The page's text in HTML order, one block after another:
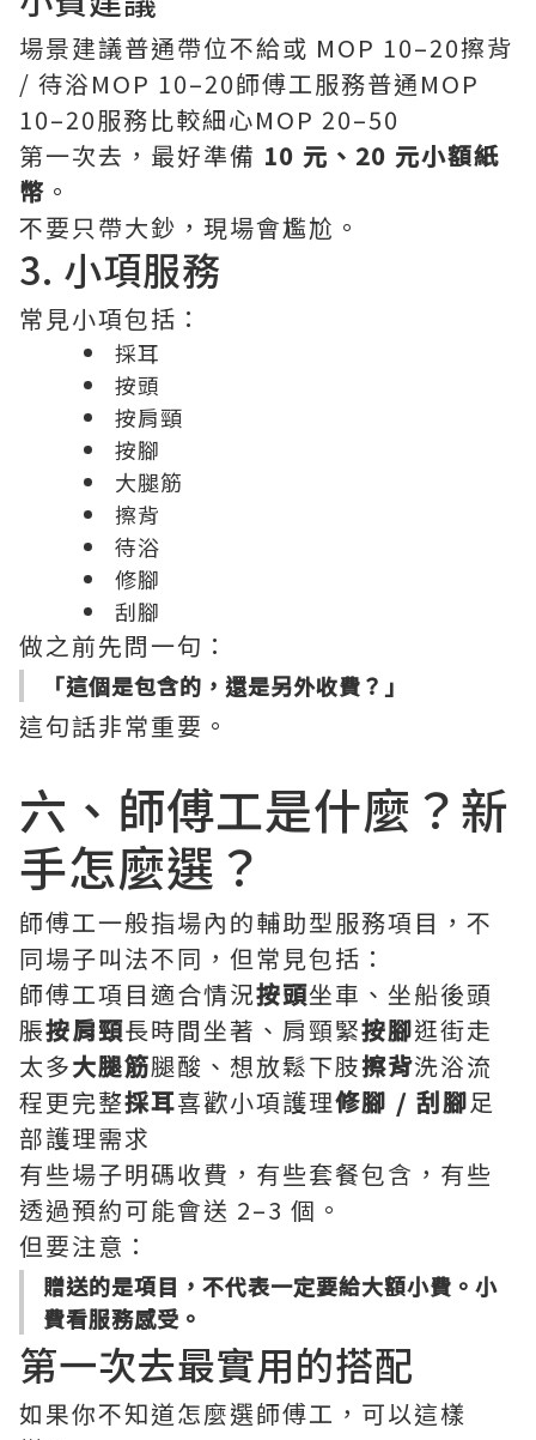
場景建議普通帶位不給或 MOP 10–20擦背
/ 待浴MOP 10–20師傅工服務普通MOP
10–20服務比較細心MOP 20–50
第一次去，最好準備 10 元、20 元小額紙
幣 。
不要只帶大鈔，現場會尷尬。
3. 小項服務
常見小項包括：
採耳
按頭
按肩頸
按腳
大腿筋
擦背
待浴
修腳
刮腳
做之前先問一句：
「這個是包含的，還是另外收費？」
這句話非常重要。
六、師傅工是什麼？新
手怎麼選？
師傅工一般指場內的輔助型服務項目，不
同場子叫法不同，但常見包括：
師傅工項目適合情況按頭坐車、坐船後頭
脹按肩頸長時間坐著、肩頸緊按腳逛街走
太多大腿筋腿酸、想放鬆下肢擦背洗浴流
程更完整採耳喜歡小項護理修腳 / 刮腳足
部護理需求
有些場子明碼收費，有些套餐包含，有些
透過預約可能會送 2–3 個。
但要注意：
贈送的是項目，不代表一定要給大額小費。小
費看服務感受。
第一次去最實用的搭配
如果你不知道怎麼選師傅工，可以這樣